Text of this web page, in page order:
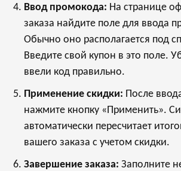
Ввод промокода: На странице
заказа найдите поле для ввода
Обычно оно располагается под
Введите свой купон в это поле.
ввели код правильно.
Применение скидки: После
нажмите кнопку «Применить».
автоматически пересчитает
вашего заказа с учетом скидки.
Завершение заказа: Заполните